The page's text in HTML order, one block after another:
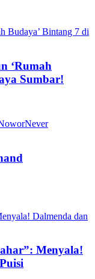
‘Rumah
Sumbar!
Menyala!